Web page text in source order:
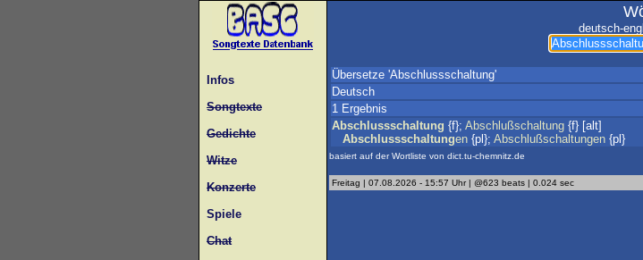
Infos
Songtexte
Gedichte
Witze
Konzerte
Spiele
Chat
deutsch-
Übersetze 'Abschlussschaltung'
Deutsch
1 Ergebnis
Abschlussschaltung {f}; Abschlußschaltung {f} [alt]
Abschlussschaltungen {pl}; Abschlußschaltungen {pl}
basiert auf der Wortliste von dict.tu-chemnitz.de
Freitag | 07.08.2026 - 15:57 Uhr | @623 beats | 0.024 sec